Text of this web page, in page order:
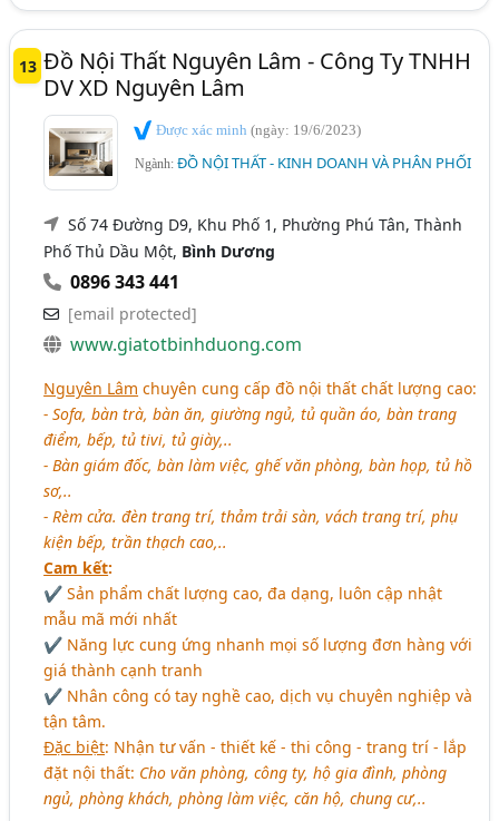
13 Đồ Nội Thất Nguyên Lâm - Công Ty TNHH
DV XD Nguyên Lâm
Được xác minh(ngày: 19/6/2023)
Ngành:ĐỒ NỘI THẤT - KINH DOANH VÀ PHÂN PHỐI
Số 74 Đường D9, Khu Phố 1, Phường Phú Tân, Thành
Phố Thủ Dầu Một, Bình Dương
0896 343 441
[email protected]
www.giatotbinhduong.com
Nguyên Lâm chuyên cung cấp đồ nội thất chất lượng cao:
- Sofa, bàn trà, bàn ăn, giường ngủ, tủ quần áo, bàn trang
điểm, bếp, tủ tivi, tủ giày,..
- Bàn giám đốc, bàn làm việc, ghế văn phòng, bàn họp, tủ hồ
sơ,..
- Rèm cửa. đèn trang trí, thảm trải sàn, vách trang trí, phụ
kiện bếp, trần thạch cao,..
Cam kết:
✔ Sản phẩm chất lượng cao, đa dạng, luôn cập nhật
mẫu mã mới nhất
✔ Năng lực cung ứng nhanh mọi số lượng đơn hàng với
giá thành cạnh tranh
✔ Nhân công có tay nghề cao, dịch vụ chuyên nghiệp và
tận tâm.
Đặc biệt: Nhận tư vấn - thiết kế - thi công - trang trí - lắp
đặt nội thất: Cho văn phòng, công ty, hộ gia đình, phòng
ngủ, phòng khách, phòng làm việc, căn hộ, chung cư,..